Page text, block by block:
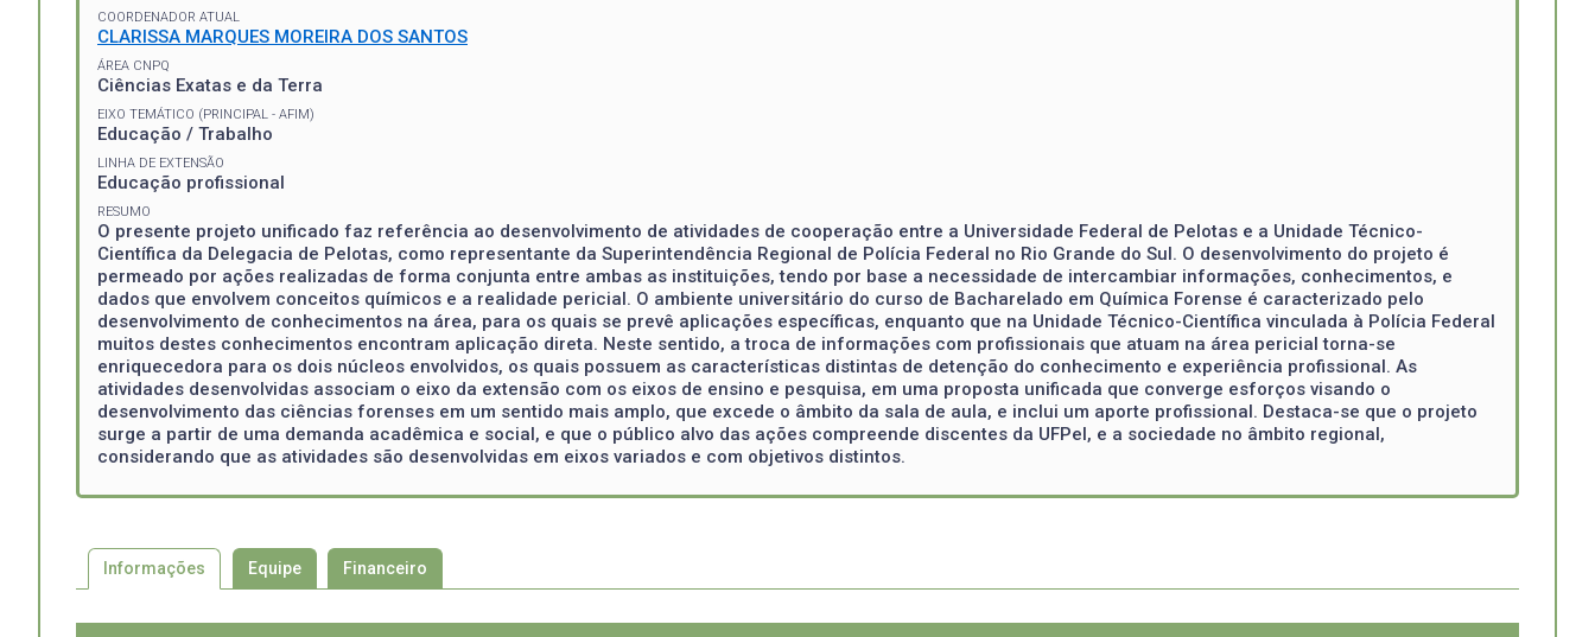
COORDENADOR ATUAL
CLARISSA MARQUES MOREIRA DOS SANTOS
ÁREA CNPQ
Ciências Exatas e da Terra
EIXO TEMÁTICO (PRINCIPAL - AFIM)
Educação / Trabalho
LINHA DE EXTENSÃO
Educação profissional
RESUMO
O presente projeto unificado faz referência ao desenvolvimento de atividades de cooperação entre a Universidade Federal de Pelotas e a Unidade Técnico-
Científica da Delegacia de Pelotas, como representante da Superintendência Regional de Polícia Federal no Rio Grande do Sul. O desenvolvimento do projeto é
permeado por ações realizadas de forma conjunta entre ambas as instituições, tendo por base a necessidade de intercambiar informações, conhecimentos, e
dados que envolvem conceitos químicos e a realidade pericial. O ambiente universitário do curso de Bacharelado em Química Forense é caracterizado pelo
desenvolvimento de conhecimentos na área, para os quais se prevê aplicações específicas, enquanto que na Unidade Técnico-Científica vinculada à Polícia Federal
muitos destes conhecimentos encontram aplicação direta. Neste sentido, a troca de informações com profissionais que atuam na área pericial torna-se
enriquecedora para os dois núcleos envolvidos, os quais possuem as características distintas de detenção do conhecimento e experiência profissional. As
atividades desenvolvidas associam o eixo da extensão com os eixos de ensino e pesquisa, em uma proposta unificada que converge esforços visando o
desenvolvimento das ciências forenses em um sentido mais amplo, que excede o âmbito da sala de aula, e inclui um aporte profissional. Destaca-se que o projeto
surge a partir de uma demanda acadêmica e social, e que o público alvo das ações compreende discentes da UFPel, e a sociedade no âmbito regional,
considerando que as atividades são desenvolvidas em eixos variados e com objetivos distintos.
Informações Equipe Financeiro